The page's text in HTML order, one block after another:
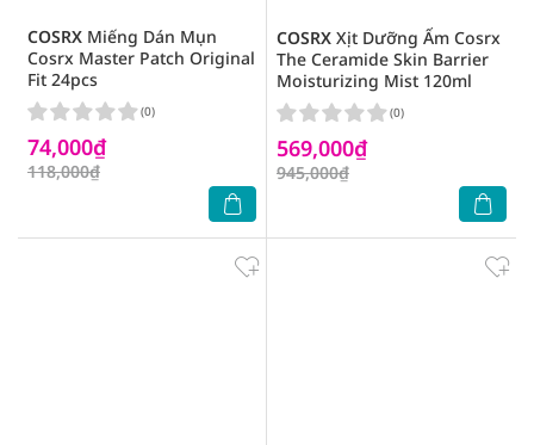
COSRX Miếng Dán Mụn
Cosrx Master Patch Original
Fit 24pcs
74,000₫
118,000₫
(0)
COSRX Xịt Dưỡng Ẩm Cosrx
The Ceramide Skin Barrier
Moisturizing Mist 120ml
569,000₫
945,000₫
(0)